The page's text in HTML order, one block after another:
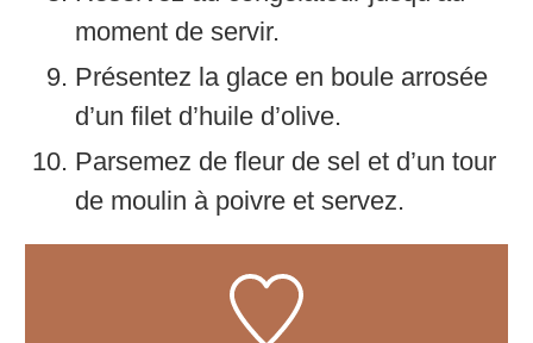
moment de servir.
Présentez la glace en boule arrosée
d’un filet d’huile d’olive.
Parsemez de fleur de sel et d’un tour
de moulin à poivre et servez.